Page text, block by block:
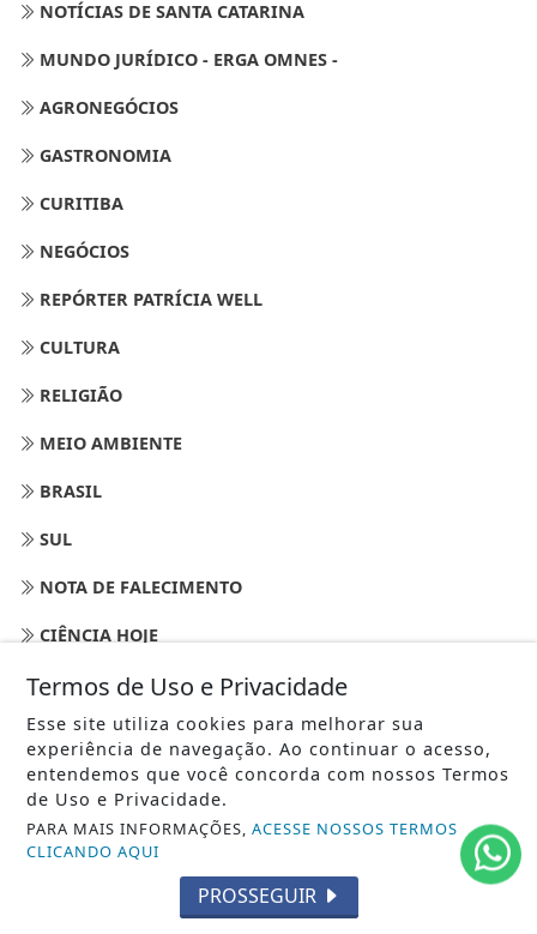
NOTÍCIAS DE SANTA CATARINA
MUNDO JURÍDICO - ERGA OMNES -
AGRONEGÓCIOS
GASTRONOMIA
CURITIBA
NEGÓCIOS
REPÓRTER PATRÍCIA WELL
CULTURA
RELIGIÃO
MEIO AMBIENTE
BRASIL
SUL
NOTA DE FALECIMENTO
CIÊNCIA HOJE
FAUNA E FLORA
PETS - REINO ANIMAL
COMPORTAMENTO
MOBILIDADE -TRÂNSITO EM ALERTA
ESPORTE NA PRAIA
COMPORTAMENTO
Termos de Uso e Privacidade
Esse site utiliza cookies para melhorar sua
experiência de navegação. Ao continuar o acesso,
entendemos que você concorda com nossos Termos
de Uso e Privacidade.
PARA MAIS INFORMAÇÕES,ACESSE NOSSOS TERMOS
CLICANDO AQUI
PROSSEGUIR